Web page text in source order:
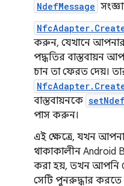
NdefMessage
করুন, যেখানে
পদ্ধতির বাস্তবায়ন
চান তা ফেরত দেয়।
বাস্তবায়নকে
পাস করুন।
এই ক্ষেত্রে, যখন
থাকাকালীন Android
করা হয়, তখন আপনি
সেটি পুনরুদ্ধার করতে